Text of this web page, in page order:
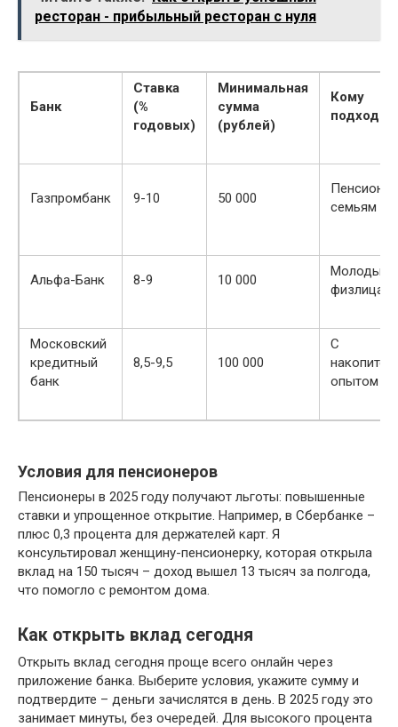
ресторан - прибыльный ресторан с нуля
Банк
Ставка
(%
годовых)
Минимальная
сумма
(рублей)
Кому
подходит
Газпромбанк 9-10 50 000
семьям
Альфа-Банк 8-9 10 000
Молодым
физлицам
Московский
кредитный
банк
8,5-9,5 100 000
С
опытом
Условия для пенсионеров
Пенсионеры в 2025 году получают льготы: повышенные
ставки и упрощенное открытие. Например, в Сбербанке –
плюс 0,3 процента для держателей карт. Я
консультировал женщину-пенсионерку, которая открыла
вклад на 150 тысяч – доход вышел 13 тысяч за полгода,
что помогло с ремонтом дома.
Как открыть вклад сегодня
Открыть вклад сегодня проще всего онлайн через
приложение банка. Выберите условия, укажите сумму и
подтвердите – деньги зачислятся в день. В 2025 году это
занимает минуты, без очередей. Для высокого процента